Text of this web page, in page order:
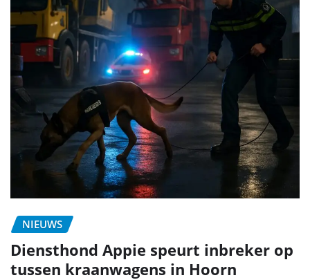
NIEUWS
Diensthond Appie speurt inbreker op
tussen kraanwagens in Hoorn